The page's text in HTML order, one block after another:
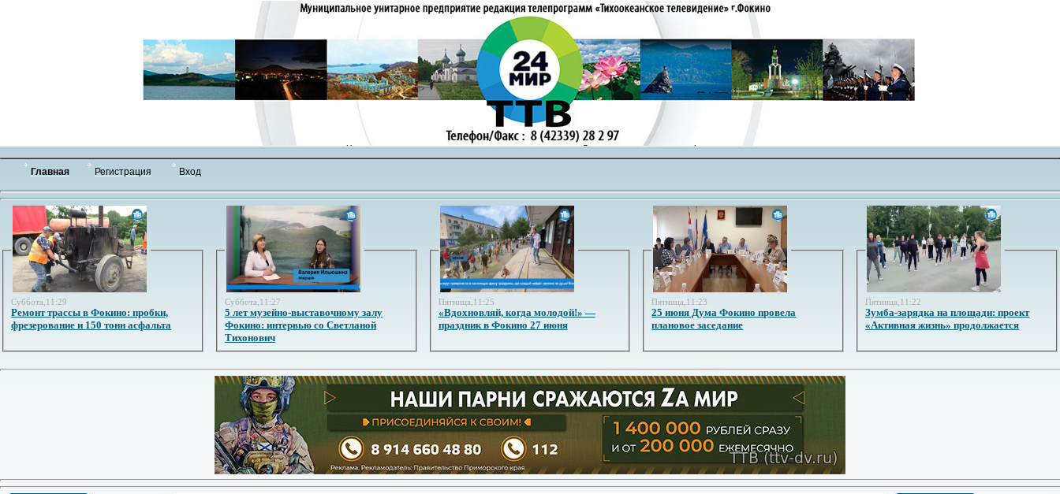
Главная Регистрация Вход
Суббота,11:29
Ремонт трассы в Фокино: пробки,
фрезерование и 150 тонн асфальта
Суббота,11:27
5 лет музейно-выставочному залу
Фокино: интервью со Светланой
Тихонович
Пятница,11:25
«Вдохновляй, когда молодой!» —
праздник в Фокино 27 июня
Пятница,11:23
25 июня Дума Фокино провела
плановое заседание
Пятница,11:22
Зумба-зарядка на площади: проект
«Активная жизнь» продолжается